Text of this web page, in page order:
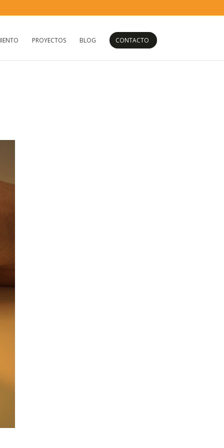
PROYECTOS BLOG CONTACTO